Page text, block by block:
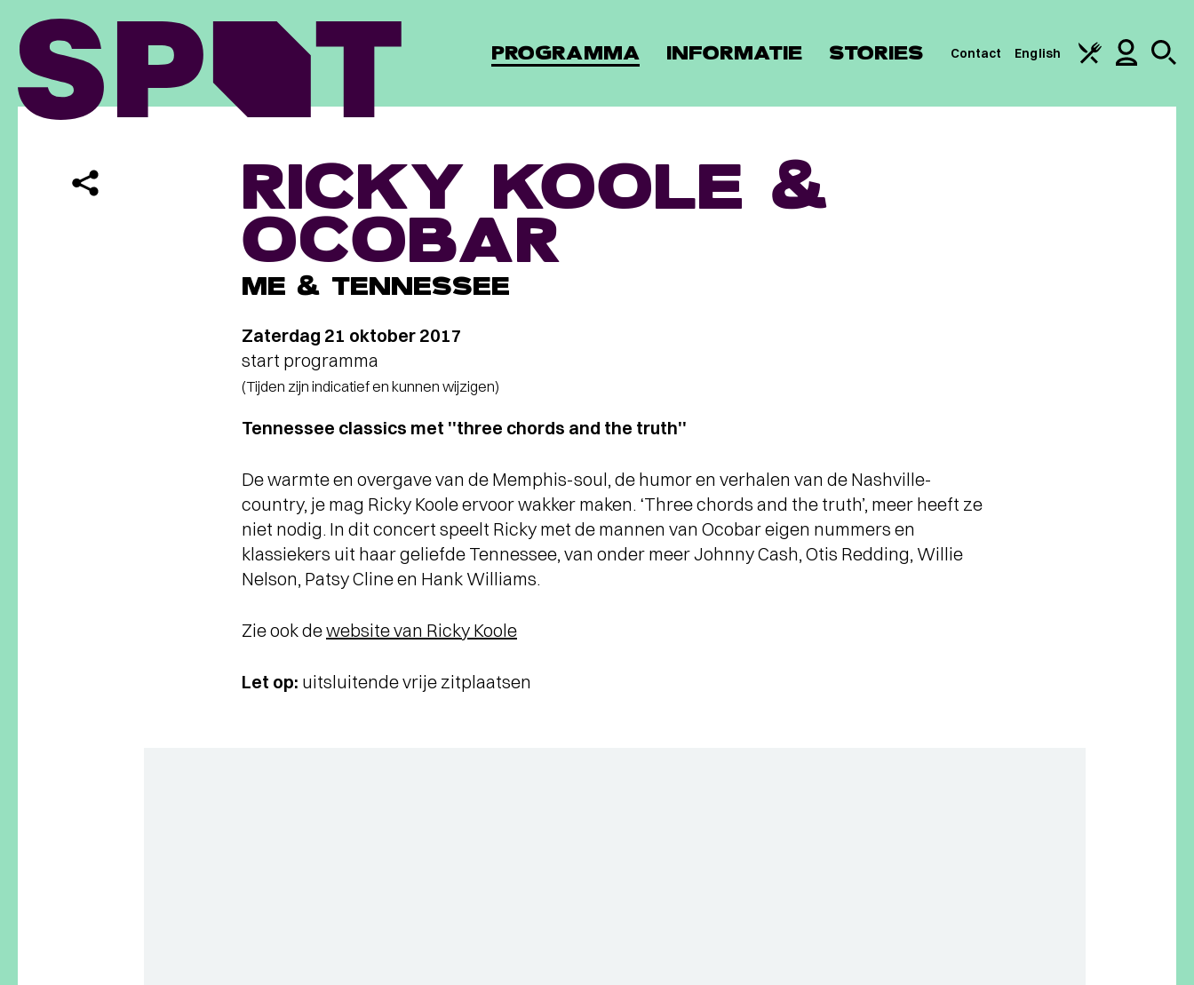
PROGRAMMA INFORMATIE STORIES Contact English
RICKY KOOLE &
OCOBAR
ME & TENNESSEE
Zaterdag 21 oktober 2017
start programma
(Tijden zijn indicatief en kunnen wijzigen)
Tennessee classics met ''three chords and the truth''
De warmte en overgave van de Memphis-soul, de humor en verhalen van de Nashville-
country, je mag Ricky Koole ervoor wakker maken. ‘Three chords and the truth’, meer heeft ze
niet nodig. In dit concert speelt Ricky met de mannen van Ocobar eigen nummers en
klassiekers uit haar geliefde Tennessee, van onder meer Johnny Cash, Otis Redding, Willie
Nelson, Patsy Cline en Hank Williams.
Zie ook dewebsite van Ricky Koole
Let op: uitsluitende vrije zitplaatsen